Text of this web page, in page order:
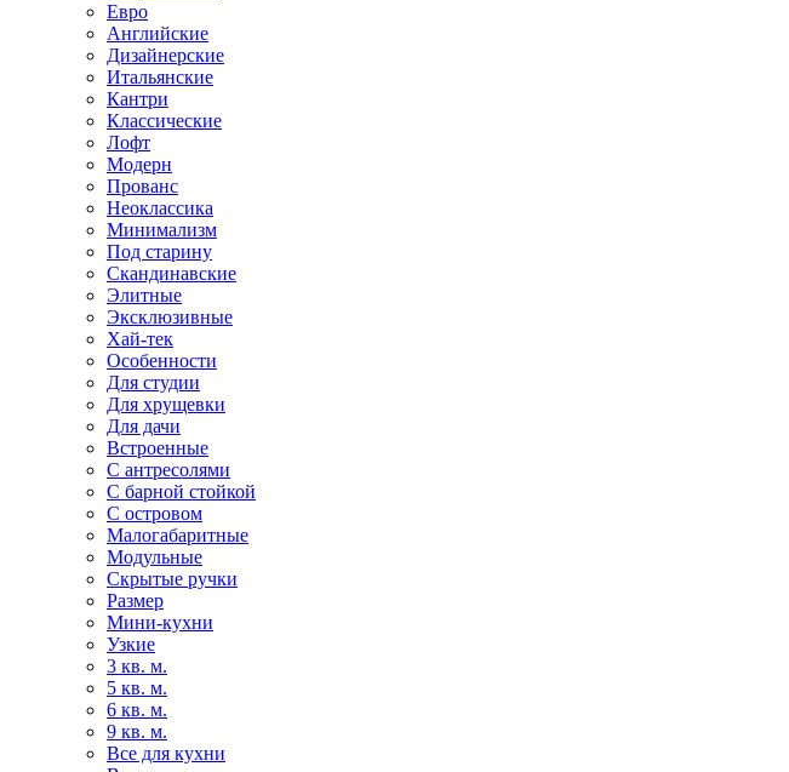
Евро
Английские
Дизайнерские
Итальянские
Кантри
Классические
Лофт
Модерн
Прованс
Неоклассика
Минимализм
Под старину
Скандинавские
Элитные
Эксклюзивные
Хай-тек
Особенности
Для студии
Для хрущевки
Для дачи
Встроенные
С антресолями
С барной стойкой
С островом
Малогабаритные
Модульные
Скрытые ручки
Размер
Мини-кухни
Узкие
3 кв. м.
5 кв. м.
6 кв. м.
9 кв. м.
Все для кухни